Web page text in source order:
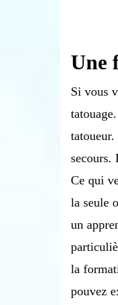
Une
Si vous
secours.
Ce qui
la seule
un
la
pouvez